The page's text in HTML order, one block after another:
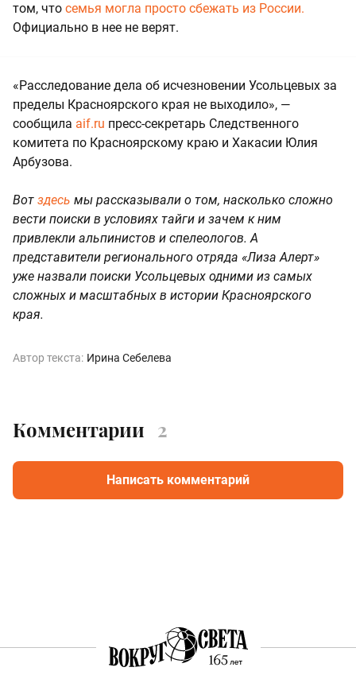
том, что семья могла просто сбежать из России.
Официально в нее не верят.
«Расследование дела об исчезновении Усольцевых за
пределы Красноярского края не выходило», —
сообщила aif.ru пресс-секретарь Следственного
комитета по Красноярскому краю и Хакасии Юлия
Арбузова.
Вот здесь мы рассказывали о том, насколько сложно
вести поиски в условиях тайги и зачем к ним
привлекли альпинистов и спелеологов. А
представители регионального отряда «Лиза Алерт»
уже назвали поиски Усольцевых одними из самых
сложных и масштабных в истории Красноярского
края.
Автор текста: Ирина Себелева
Комментарии 2
Написать комментарий